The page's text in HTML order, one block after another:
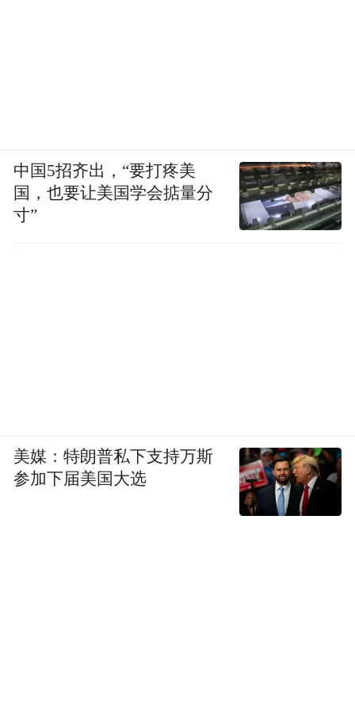
中国5招齐出，“要打疼美
国，也要让美国学会掂量分
寸”
美媒：特朗普私下支持万斯
参加下届美国大选